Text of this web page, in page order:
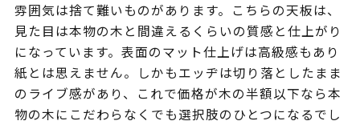
雰囲気は捨て難いものがあります。こちらの天板は、
見た目は本物の木と間違えるくらいの質感と仕上がり
になっています。表面のマット仕上げは高級感もあり
紙とは思えません。しかもエッヂは切り落としたまま
のライブ感があり、これで価格が木の半額以下なら本
物の木にこだわらなくでも選択肢のひとつになるでし